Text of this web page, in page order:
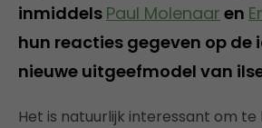
inmiddels Paul Molenaar en
hun reacties gegeven op de
nieuwe uitgeefmodel van
Het is natuurlijk interessant om te